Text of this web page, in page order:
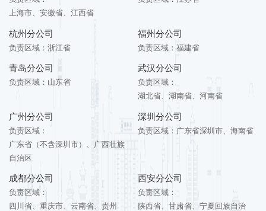
上海市、安徽省、江西省
杭州分公司
负责区域： 浙江省
福州分公司
负责区域：福建省
青岛分公司
负责区域： 山东省
武汉分公司
负责区域：
湖北省、湖南省、河南省
广州分公司
负责区域：
广东省（不含深圳市）、广西壮族
自治区
深圳分公司
负责区域： 广东省深圳市、海南省
成都分公司
负责区域：
四川省、重庆市、云南省、贵州
西安分公司
负责区域：
陕西省、甘肃省、宁夏回族自治